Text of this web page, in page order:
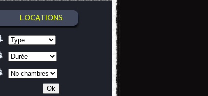
LOCATIONS